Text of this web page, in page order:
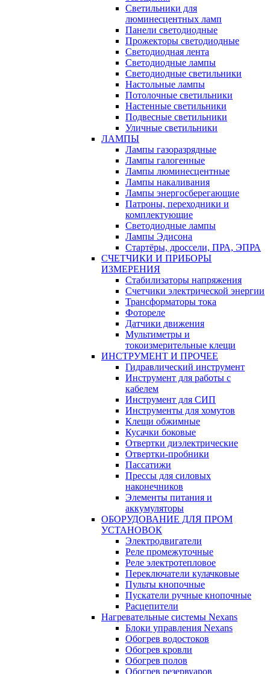
Светильники для
люминесцентных ламп
Панели светодиодные
Прожекторы светодиодные
Светодиодная лента
Светодиодные лампы
Светодиодные светильники
Настольные лампы
Потолочные светильники
Настенные светильники
Подвесные светильники
Уличные светильники
ЛАМПЫ
Лампы газоразрядные
Лампы галогенные
Лампы люминесцентные
Лампы накаливания
Лампы энергосберегающие
Патроны, переходники и
комплектующие
Светодиодные лампы
Лампы Эдисона
Стартёры, дроссели, ПРА, ЭПРА
СЧЕТЧИКИ И ПРИБОРЫ
ИЗМЕРЕНИЯ
Стабилизаторы напряжения
Счетчики электрической энергии
Трансформаторы тока
Фотореле
Датчики движения
Мультиметры и
токоизмерительные клещи
ИНСТРУМЕНТ И ПРОЧЕЕ
Гидравлический инструмент
Инструмент для работы с
кабелем
Инструмент для СИП
Инструменты для хомутов
Клещи обжимные
Кусачки боковые
Отвертки диэлектрические
Отвертки-пробники
Пассатижи
Прессы для силовых
наконечников
Элементы питания и
аккумуляторы
ОБОРУДОВАНИЕ ДЛЯ ПРОМ
УСТАНОВОК
Электродвигатели
Реле промежуточные
Реле электротепловое
Переключатели кулачковые
Пульты кнопочные
Пускатели ручные кнопочные
Расцепители
Нагревательные системы Nexans
Блоки управления Nexans
Обогрев водостоков
Обогрев кровли
Обогрев полов
Обогрев резервуаров